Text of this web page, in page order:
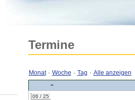
Termine
Monat· Woche · Tag · Alle anzeigen
«
06 / 25